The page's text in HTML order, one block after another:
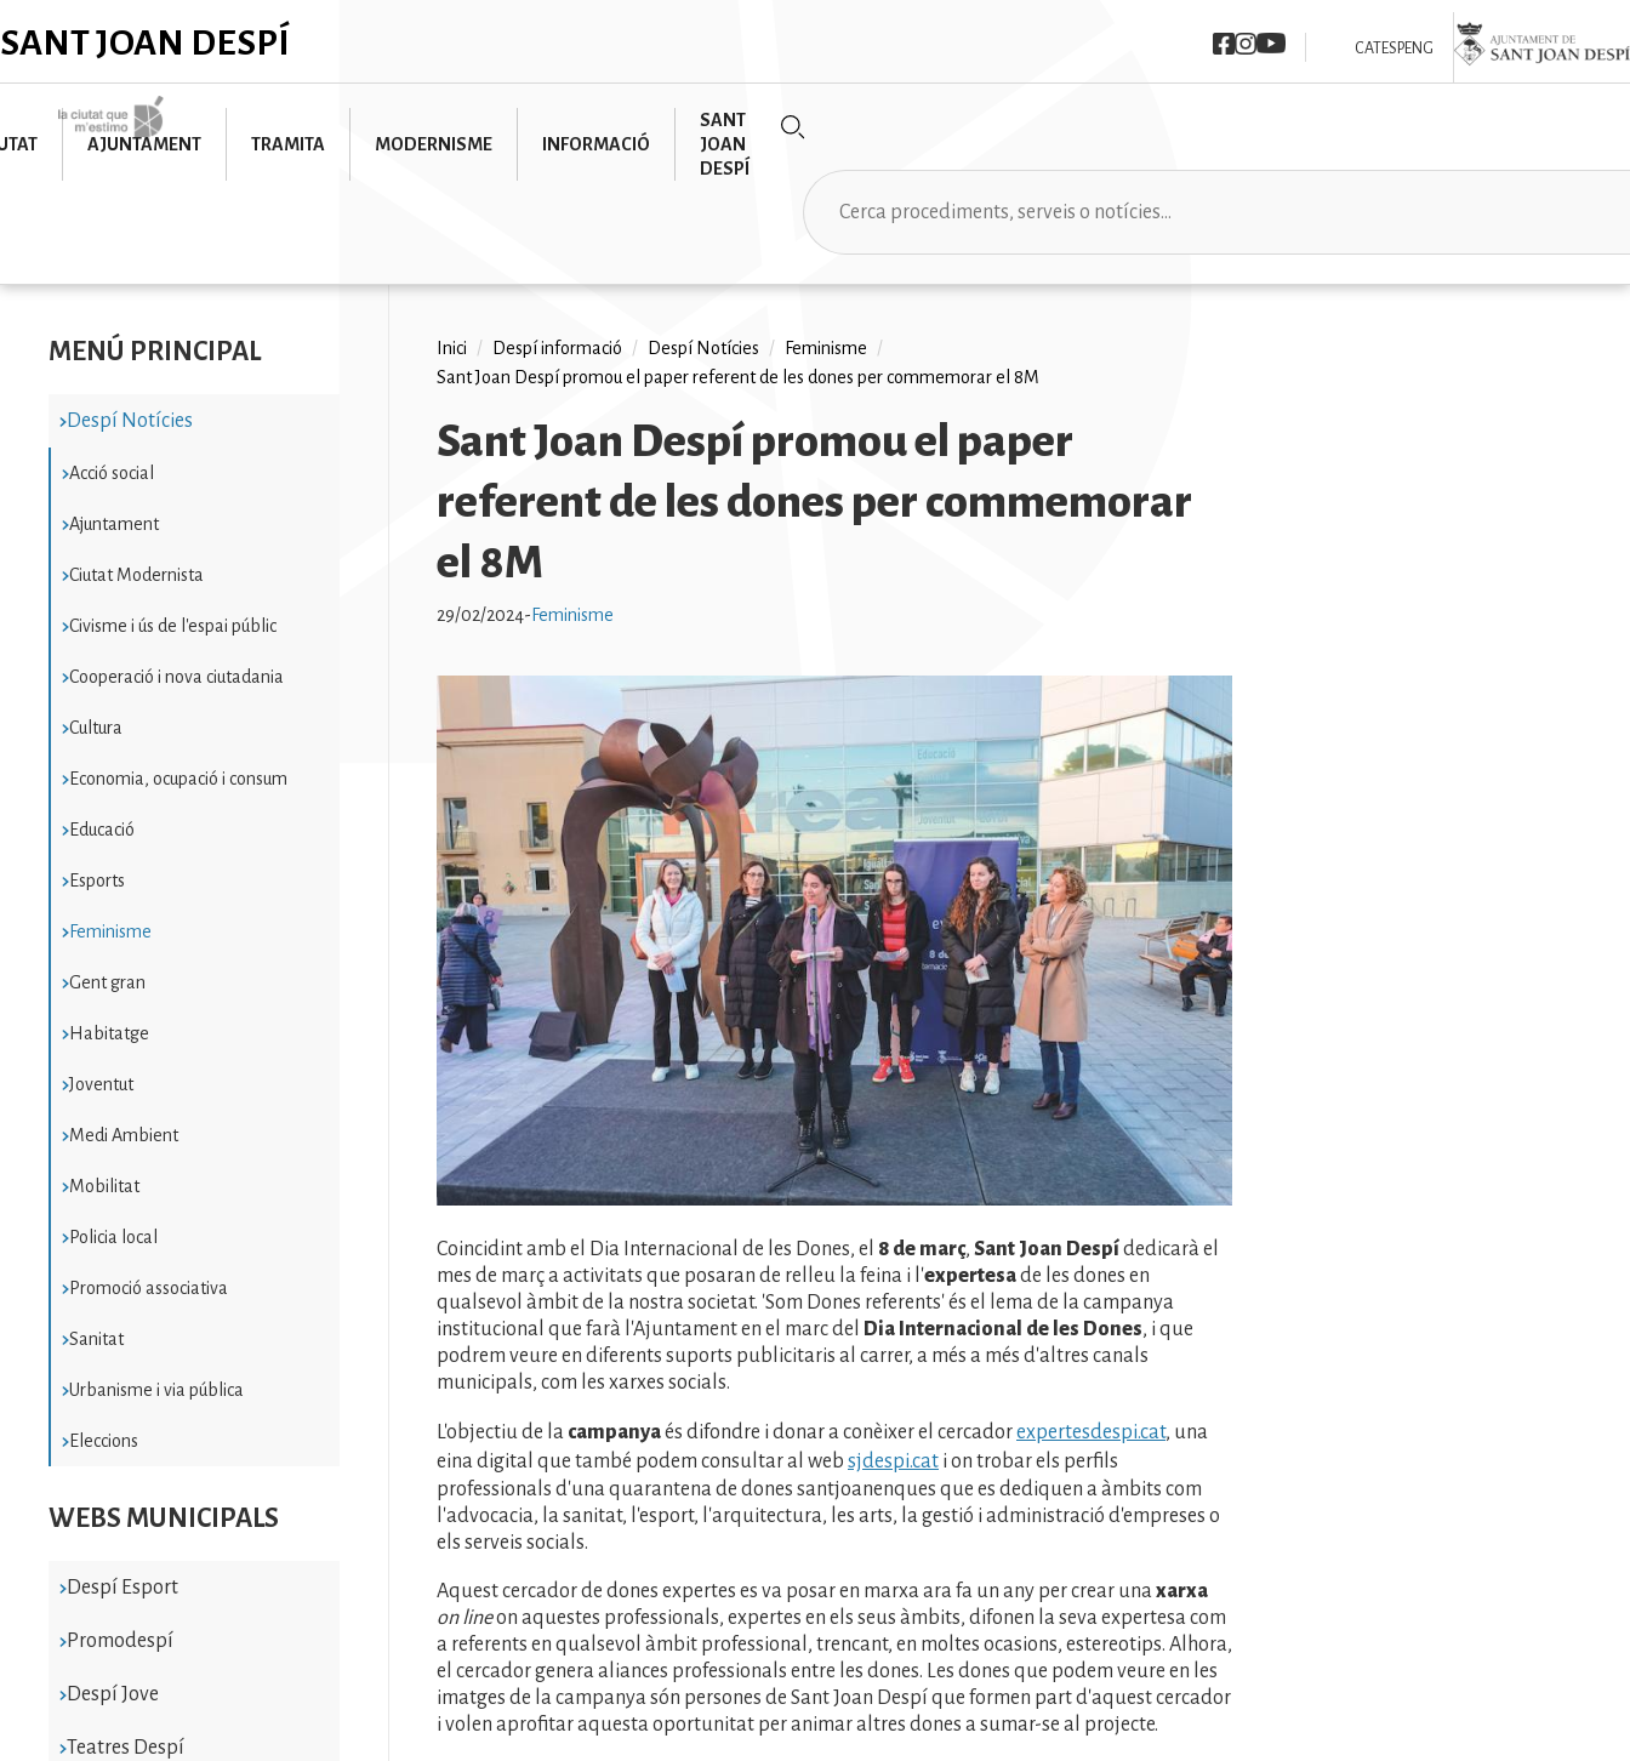
al
SANT JOAN DESPÍ Imatge
Imatge
Imatge CAT ESPENG
Imatge
Imatge
AJUNTAMENT TRAMITA MODERNISME INFORMACIÓ
SANT
JOAN
DESPÍ
Cerca
MENÚ PRINCIPAL
Despí Notícies
Acció social
Ajuntament
Ciutat Modernista
Civisme i ús de l'espai públic
Cooperació i nova ciutadania
Cultura
Economia, ocupació i consum
Educació
Esports
Feminisme
Gent gran
Habitatge
Joventut
Medi Ambient
Mobilitat
Policia local
Promoció associativa
Sanitat
Urbanisme i via pública
Eleccions
WEBS MUNICIPALS
Despí Esport
Promodespí
Despí Jove
Teatres Despí
Fil
d'ariadna
Inici / Despí informació / Despí Notícies / Feminisme
/
Sant Joan Despí promou el paper referent de les dones per commemorar el 8M
Sant Joan Despí promou el paper
referent de les dones per commemorar
el 8M
29/02/2024- Feminisme
Imatge
Coincidint amb el Dia Internacional de les Dones, el 8 de març, Sant Joan Despí dedicarà el
mes de març a activitats que posaran de relleu la feina i l'expertesade les dones en
qualsevol àmbit de la nostra societat. 'Som Dones referents' és el lema de la campanya
institucional que farà l'Ajuntament en el marc del
Dia Internacional de les Dones, i que
podrem veure en diferents suports publicitaris al carrer, a més a més d'altres canals
municipals, com les xarxes socials.
L'objectiu de la campanyaés difondre i donar a conèixer el cercadorexpertesdespi.cat, una
eina digital que també podem consultar al web sjdespi.cat i on trobar els perfils
professionals d'una quarantena de dones santjoanenques que es dediquen a àmbits com
l'advocacia, la sanitat, l'esport, l'arquitectura, les arts, la gestió i administració d'empreses o
els serveis socials.
Aquest cercador de dones expertes es va posar en marxa ara fa un any per crear unaxarxa
on lineon aquestes professionals, expertes en els seus àmbits, difonen la seva expertesa com
a referents en qualsevol àmbit professional, trencant, en moltes ocasions, estereotips. Alhora,
el cercador genera aliances professionals entre les dones. Les dones que podem veure en les
imatges de la campanya són persones de Sant Joan Despí que formen part d'aquest cercador
i volen aprofitar aquesta oportunitat per animar altres dones a sumar-se al projecte.